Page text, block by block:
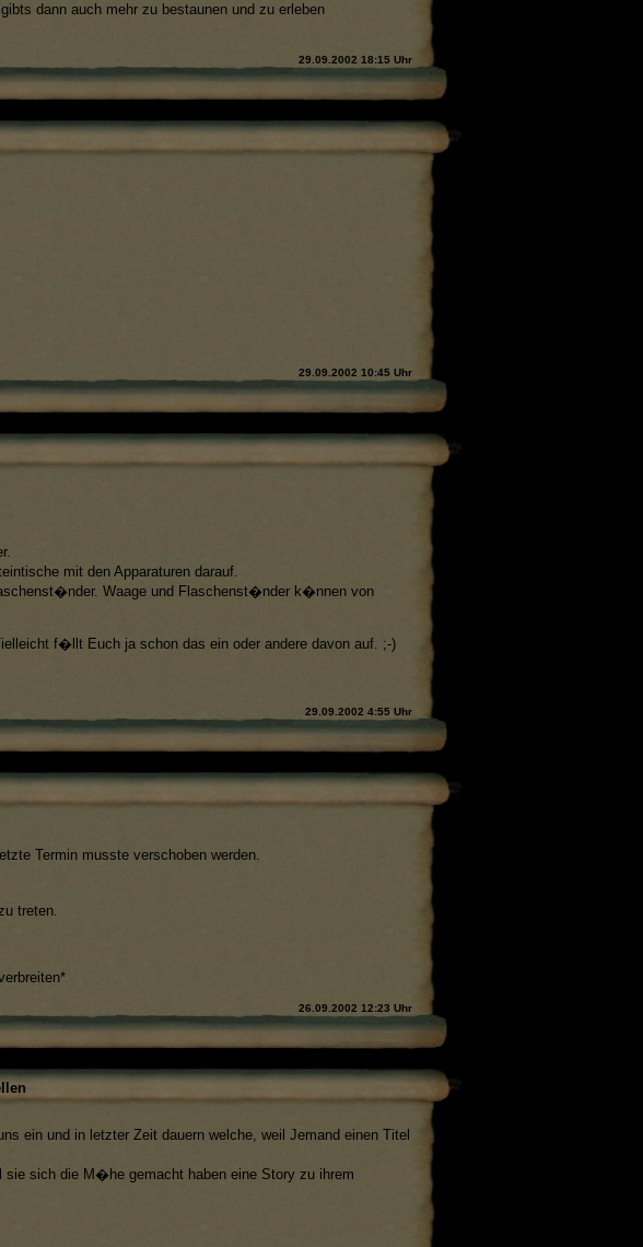
dann auch mehr zu bestaunen und zu erleben
29.09.2002 18:15 Uhr
29.09.2002 10:45 Uhr
mit den Apparaturen darauf.
Waage und Flaschenst�nder k�nnen von
f�llt Euch ja schon das ein oder andere davon auf. ;-)
29.09.2002 4:55 Uhr
Termin musste verschoben werden.
treten.
26.09.2002 12:23 Uhr
ein und in letzter Zeit dauern welche, weil Jemand einen Titel
sich die M�he gemacht haben eine Story zu ihrem